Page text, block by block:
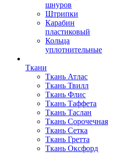
шнуров
Штрипки
Карабин
пластиковый
Кольца
уплотнительные
Ткани
Ткань Атлас
Ткань Твилл
Ткань Флис
Ткань Таффета
Ткань Таслан
Ткань Сорочечная
Ткань Сетка
Ткань Гретта
Ткань Оксфорд